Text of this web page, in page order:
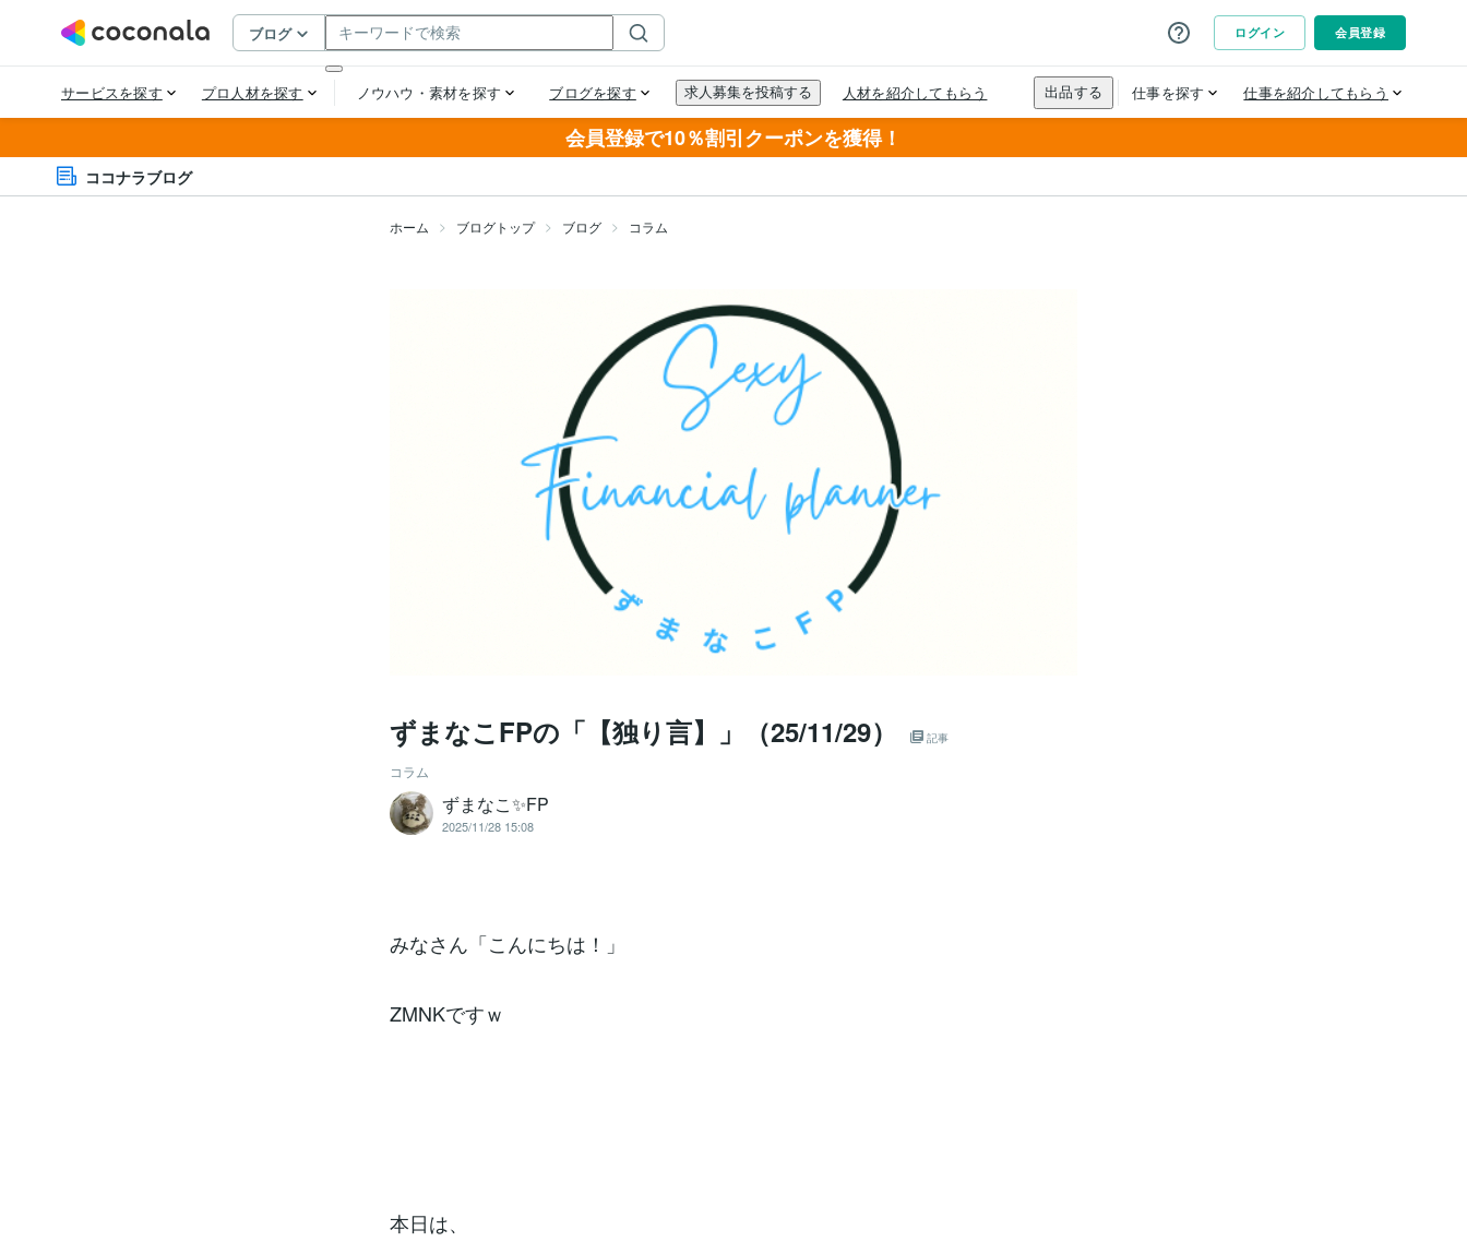
会員登録で10％割引クーポンを獲得！
ココナラブログ
ホーム ブログトップ ブログ コラム
ずまなこFPの「【独り言】」（25/11/29） 記事
コラム
ずまなこ✨FP
2025/11/28 15:08
みなさん「こんにちは！」
ZMNKですｗ
本日は、